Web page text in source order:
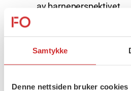
Samtykke
Denne nettsiden bruker cookies
av barneperspektivet.
vi fram sammen med